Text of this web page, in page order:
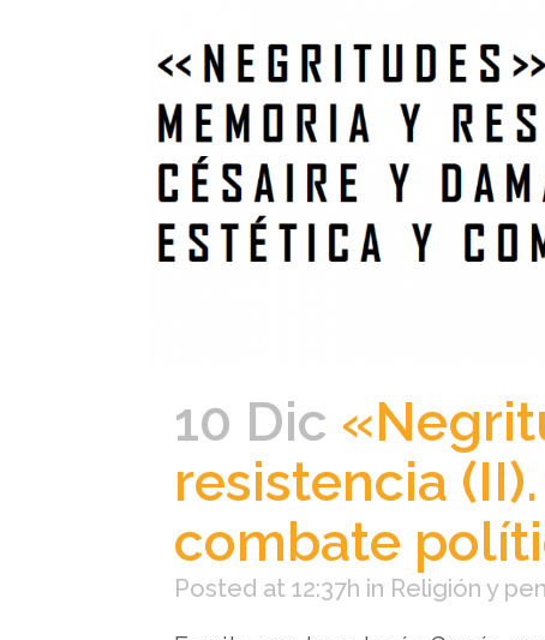
10 Dic
resistencia
combate
Posted at 12:37h in Religión y